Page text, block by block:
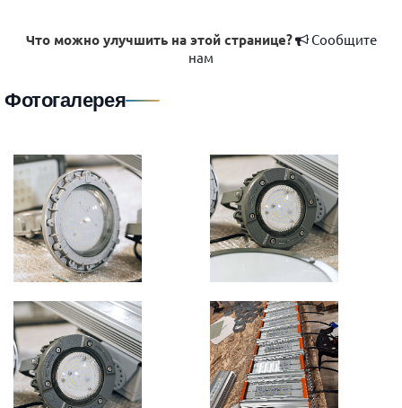
Что можно улучшить на этой странице?
Сообщите
нам
Фотогалерея